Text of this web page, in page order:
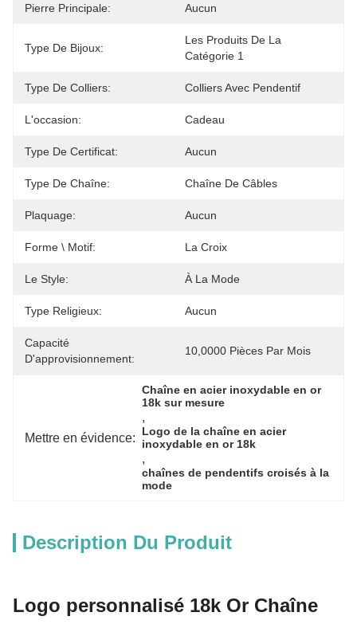
Pierre Principale: Aucun
Type De Bijoux:
Les Produits De La
Catégorie 1
Type De Colliers: Colliers Avec Pendentif
L'occasion: Cadeau
Type De Certificat: Aucun
Type De Chaîne: Chaîne De Câbles
Plaquage: Aucun
Forme \ Motif: La Croix
Le Style: À La Mode
Type Religieux: Aucun
Capacité
D'approvisionnement:
10,0000 Pièces Par Mois
Mettre en évidence:
Chaîne en acier inoxydable en or
18k sur mesure
,
Logo de la chaîne en acier
inoxydable en or 18k
,
chaînes de pendentifs croisés à la
mode
Description Du Produit
Logo personnalisé 18k Or Chaîne